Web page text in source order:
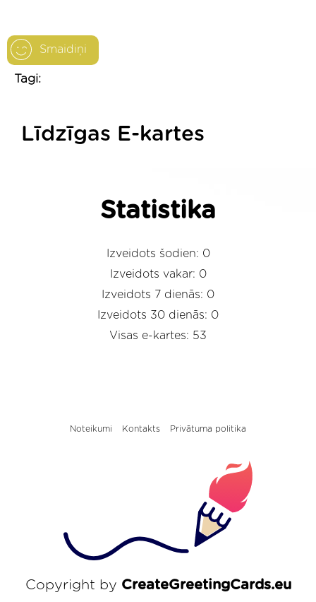
Smaidiņi
Tagi:
Līdzīgas E-kartes
Statistika
Izveidots šodien: 0
Izveidots vakar: 0
Izveidots 7 dienās: 0
Izveidots 30 dienās: 0
Visas e-kartes: 53
Noteikumi Kontakts Privātuma politika
Copyright by CreateGreetingCards.eu